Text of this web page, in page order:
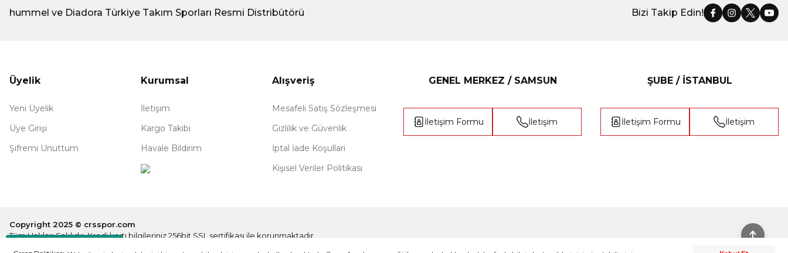
Destek Hattı
hummel ve Diadora Türkiye Takım Sporları Resmi Distribütörü Bizi Takip Edin!
Üyelik
Yeni Üyelik
Üye Girişi
Şifremi Unuttum
Kurumsal
İletişim
Kargo Takibi
Havale Bildirim
Alışveriş
Mesafeli Satış Sözleşmesi
Gizlilik ve Güvenlik
İptal İade Koşullari
Kişisel Veriler Politikası
GENEL MERKEZ / SAMSUN
İletişim Formu İletişim
ŞUBE / İSTANBUL
İletişim Formu İletişim
Copyright 2025 © crsspor.com
Tüm Hakları Saklıdır. Kredi kartı bilgileriniz 256bit SSL sertifikası ile korunmaktadır.